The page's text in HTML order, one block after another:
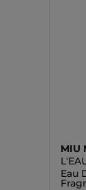
MIU
Eau